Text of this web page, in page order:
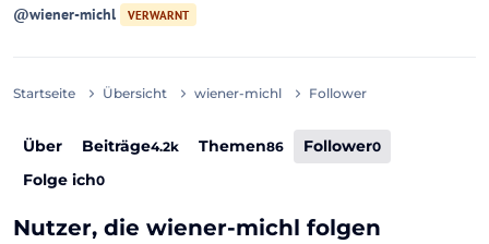
@wiener-michl VERWARNT
Startseite Übersicht wiener-michl Follower
Über Beiträge4.2k Themen86 Follower0
Folge ich0
Nutzer, die wiener-michl folgen